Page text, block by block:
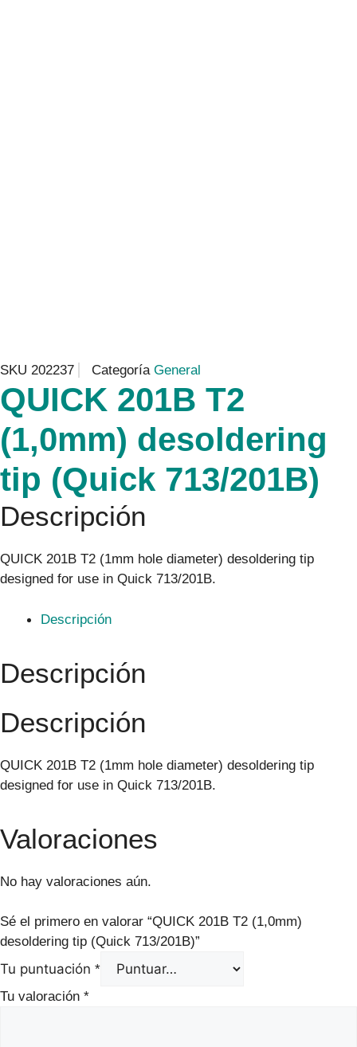
SKU 202237 Categoría General
QUICK 201B T2
(1,0mm) desoldering
tip (Quick 713/201B)
Descripción
QUICK 201B T2 (1mm hole diameter) desoldering tip
designed for use in Quick 713/201B.
Descripción
Descripción
Descripción
QUICK 201B T2 (1mm hole diameter) desoldering tip
designed for use in Quick 713/201B.
Valoraciones
No hay valoraciones aún.
Sé el primero en valorar “QUICK 201B T2 (1,0mm)
desoldering tip (Quick 713/201B)”
Tu puntuación *
Tu valoración *